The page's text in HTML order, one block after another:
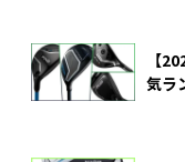
【
気ラ